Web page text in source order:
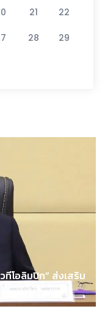
21 22
28 29
โอลิมปิก” ส่งเสริม